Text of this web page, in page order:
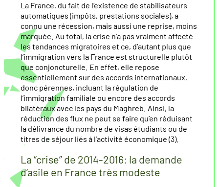
La France, du fait de l’existence de stabilisateurs
automatiques (impôts, prestations sociales), a
connu une récession, mais aussi une reprise, moins
marquée. Au total, la crise n’a pas vraiment affecté
les tendances migratoires et ce, d’autant plus que
l’immigration vers la France est structurelle plutôt
que conjoncturelle. En effet, elle repose
essentiellement sur des accords internationaux,
donc pérennes, incluant la régulation de
l’immigration familiale ou encore des accords
bilatéraux avec les pays du Maghreb. Ainsi, la
réduction des flux ne peut se faire qu’en réduisant
la délivrance du nombre de visas étudiants ou de
titres de séjour liés à l’activité économique (3).
La “crise” de 2014-2016: la demande
d’asile en France très modeste